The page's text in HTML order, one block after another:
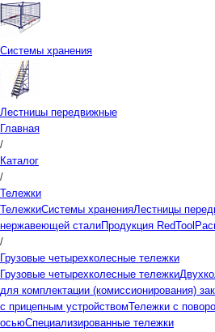
Системы хранения
Лестницы передвижные
Главная
/
Каталог
/
Тележки
ТележкиСистемы храненияЛестницы
нержавеющей сталиПродукция RedTool
/
Грузовые четырехколесные тележки
Грузовые четырехколесные тележки
для комплектации (комиссионирования)
с прицепным устройствомТележки с
осьюСпециализированные тележки